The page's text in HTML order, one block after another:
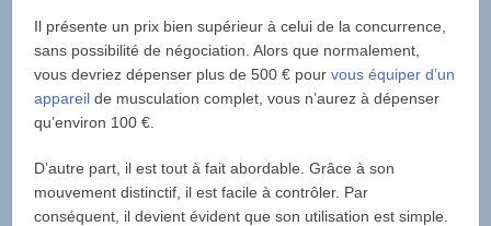
Il présente un prix bien supérieur à celui de la concurrence,
sans possibilité de négociation. Alors que normalement,
vous devriez dépenser plus de 500 € pourvous équiper d’un
appareil de musculation complet, vous n’aurez à dépenser
qu’environ 100 €.
D’autre part, il est tout à fait abordable. Grâce à son
mouvement distinctif, il est facile à contrôler. Par
conséquent, il devient évident que son utilisation est simple.